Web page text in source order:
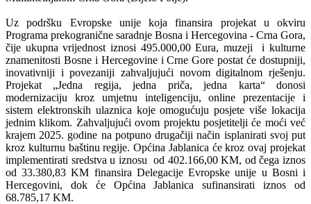
Uz podršku Evropske unije koja finansira projekat u okviru
Programa prekogranične saradnje Bosna i Hercegovina - Crna Gora,
čije ukupna vrijednost iznosi 495.000,00 Eura, muzeji i kulturne
znamenitosti Bosne i Hercegovine i Crne Gore postat će dostupniji,
inovativniji i povezaniji zahvaljujući novom digitalnom rješenju.
Projekat „Jedna regija, jedna priča, jedna karta“ donosi
modernizaciju kroz umjetnu inteligenciju, online prezentacije i
sistem elektronskih ulaznica koje omogućuju posjete više lokacija
jednim klikom. Zahvaljujući ovom projektu posjetitelji će moći već
krajem 2025. godine na potpuno drugačiji način isplanirati svoj put
kroz kulturnu baštinu regije. Općina Jablanica će kroz ovaj projekat
implementirati sredstva u iznosu od 402.166,00 KM, od čega iznos
od 33.380,83 KM finansira Delegacije Evropske unije u Bosni i
Hercegovini, dok će Općina Jablanica sufinansirati iznos od
68.785,17 KM.